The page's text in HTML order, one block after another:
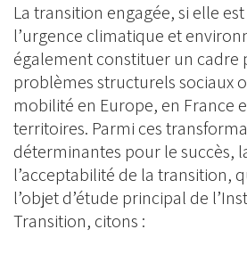
La transition engagée, si elle
l’urgence climatique et
également constituer un cadre
problèmes structurels sociaux
mobilité en Europe, en France
territoires. Parmi ces
déterminantes pour le succès,
l’acceptabilité de la transition,
l’objet d’étude principal de
Transition, citons :